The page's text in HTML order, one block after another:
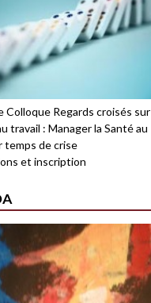
Colloque Regards croisés sur
travail : Manager la Santé au
temps de crise
et inscription